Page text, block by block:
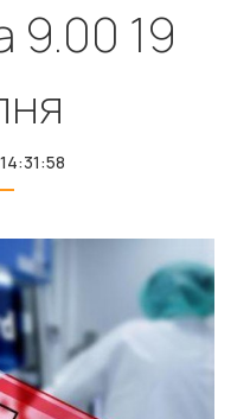
9.00 19